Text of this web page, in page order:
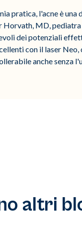
pratica, l'acne è
Horvath, MD, pediatra
dei potenziali
con il laser
anche senza
altri